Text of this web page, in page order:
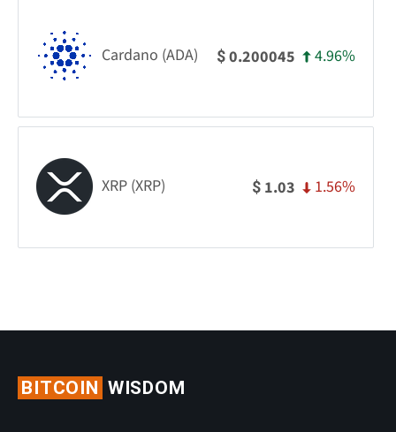
Cardano (ADA) $0.200045 4.96%
XRP (XRP) $ 1.03 1.56%
BITCOIN WISDOM